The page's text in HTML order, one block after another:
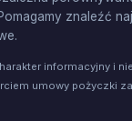
znaleźć
informacyjny i
umowy pożyczki